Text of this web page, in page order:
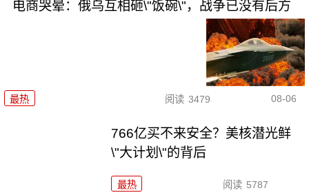
电商哭晕：俄乌互相砸\"饭碗\"，战争已没有后方
最热 阅读 3479 08-06
766亿买不来安全？美核潜光鲜
\"大计划\"的背后
最热 阅读 5787